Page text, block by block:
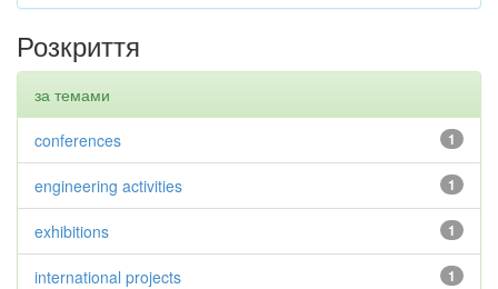
Розкриття
за темами
1
conferences
1
engineering activities
1
exhibitions
1
international projects